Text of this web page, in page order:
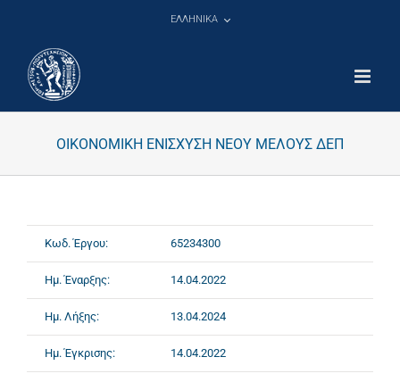
ΕΛΛΗΝΙΚΑ
ΟΙΚΟΝΟΜΙΚΗ ΕΝΙΣΧΥΣΗ ΝΕΟΥ ΜΕΛΟΥΣ ΔΕΠ
Κωδ. Έργου: 65234300
Ημ. Έναρξης: 14.04.2022
Ημ. Λήξης: 13.04.2024
Ημ. Έγκρισης: 14.04.2022